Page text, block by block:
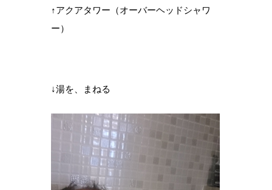
↑アクアタワー（オーバーヘッドシャワ
ー）
↓湯を、まねる